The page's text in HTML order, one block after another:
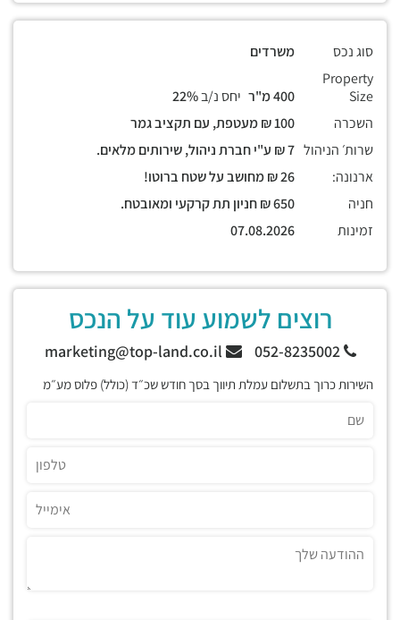
סוג נכס
משרדים
Property
Size
יחס נ/ב
השכרה
שרות׳ הניהול
ארנונה:
חניה
זמינות
רוצים לשמוע עוד על הנכס
052-8235002
השירות כרוך בתשלום עמלת תיווך בסך חודש שכ״ד (כולל) פלוס מע״מ